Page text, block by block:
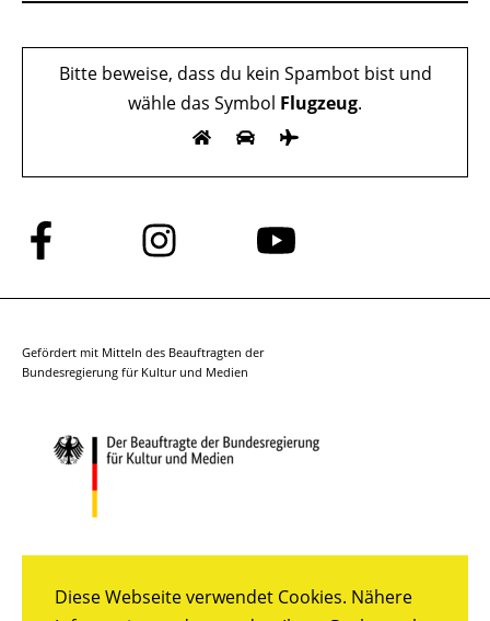
Diese Webseite verwendet Cookies. Nähere
Bitte beweise, dass du kein Spambot bist und
wähle das Symbol Flugzeug.
Folge
uns
auf
Folge
uns
auf
Folge
auf
Gefördert mit Mitteln des Beauftragten der
Bundesregierung für Kultur und Medien